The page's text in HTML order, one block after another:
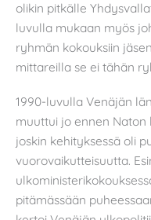
olikin pitkälle
luvulla mukaan myös
ryhmän kokouksiin
mittareilla se ei tähän
1990-luvulla Venäjän
muuttui jo ennen Naton
joskin kehityksessä oli
vuorovaikutteisuutta.
pitämässään